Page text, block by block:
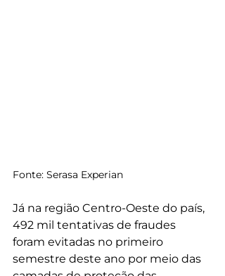
Fonte: Serasa Experian
Já na região Centro-Oeste do país,
492 mil tentativas de fraudes
foram evitadas no primeiro
semestre deste ano por meio das